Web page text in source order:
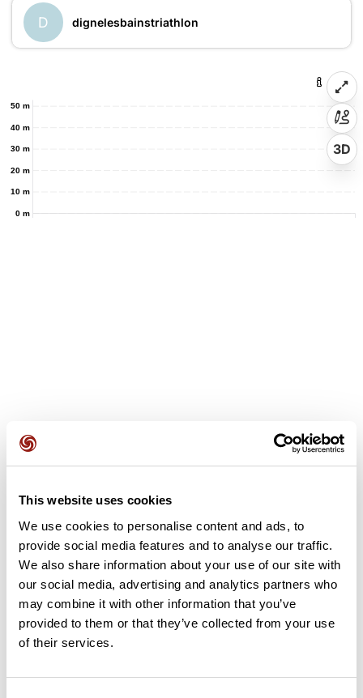
This website uses cookies
We use cookies to personalise content and ads, to
provide social media features and to analyse our traffic.
We also share information about your use of our site with
our social media, advertising and analytics partners who
may combine it with other information that you’ve
provided to them or that they’ve collected from your use
of their services.
D dignelesbainstriathlon
0 m
10 m
20 m
30 m
40 m
50 m
3D
Soyez le premier à ajouter un avis !
Ajouter un avis
Résumé